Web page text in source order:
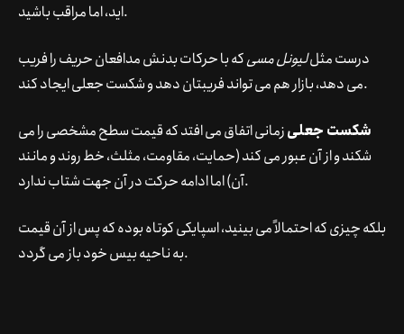
اید، اما مراقب باشید.
درست مثللیونل مسیکه با حرکات بدنش مدافعان حریف را فریب
می دهد، بازار هم می تواند فریبتان دهد و شکست جعلی ایجاد کند.
شکست جعلیزمانی اتفاق می افتد که قیمت سطح مشخصی را می
شکند و از آن عبور می کند (حمایت، مقاومت، مثلث، خط روند و مانند
آن) اما ادامه حرکت در آن جهت شتاب ندارد.
بلکه چیزی که احتمالاً می بینید، اسپایکی کوتاه بوده که پس از آن قیمت
به ناحیه بیس خود باز می گردد.